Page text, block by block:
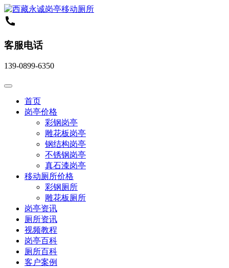
客服电话
139-0899-6350
首页
岗亭价格
彩钢岗亭
雕花板岗亭
钢结构岗亭
不锈钢岗亭
真石漆岗亭
移动厕所价格
彩钢厕所
雕花板厕所
岗亭资讯
厕所资讯
视频教程
岗亭百科
厕所百科
客户案例